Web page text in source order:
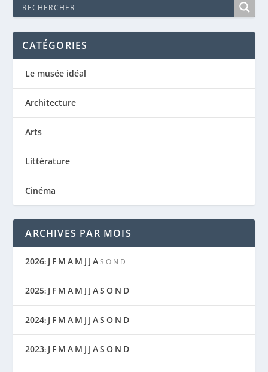
CATÉGORIES
Le musée idéal
Architecture
Arts
Littérature
Cinéma
ARCHIVES PAR MOIS
2026: J F M A M J J A S O N D
2025: J F M A M J J AS O N D
2024: J F M A M J J AS O N D
2023: J F M A M J J AS O N D